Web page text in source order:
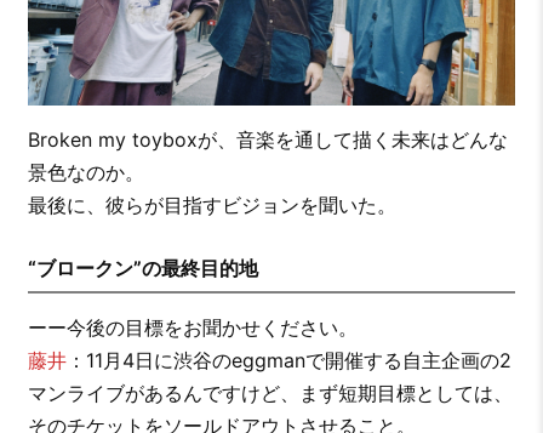
Broken my toyboxが、音楽を通して描く未来はどんな
景色なのか。
最後に、彼らが目指すビジョンを聞いた。
“ブロークン”の最終目的地
ーー今後の目標をお聞かせください。
藤井：11月4日に渋谷のeggmanで開催する自主企画の2
マンライブがあるんですけど、まず短期目標としては、
そのチケットをソールドアウトさせること。